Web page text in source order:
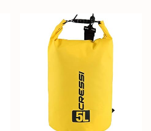
Varianten
auf.
Die
Produktseite
gewählt